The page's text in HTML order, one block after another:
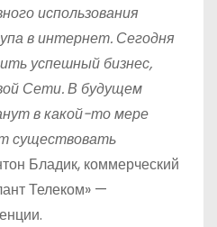
использования
в интернет. Сегодня
успешный бизнес,
Сети. В будущем
в какой-то мере
существовать
Бладик, коммерческий
Телеком» —